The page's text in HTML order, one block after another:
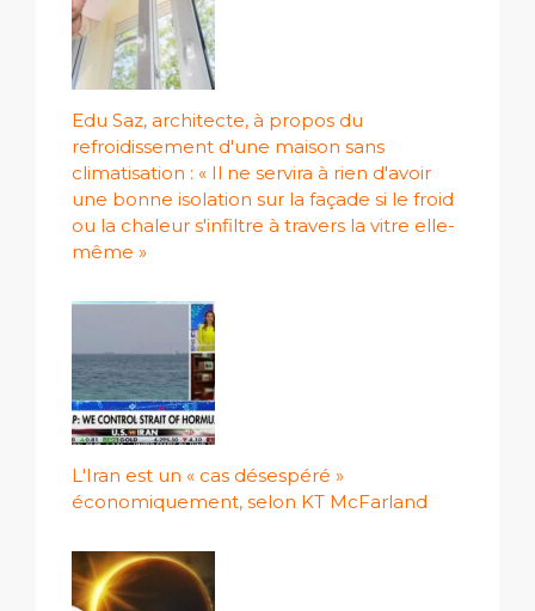
Edu Saz, architecte, à propos du
refroidissement d'une maison sans
climatisation : « Il ne servira à rien d'avoir
une bonne isolation sur la façade si le froid
ou la chaleur s'infiltre à travers la vitre elle-
même »
L'Iran est un « cas désespéré »
économiquement, selon KT McFarland